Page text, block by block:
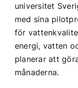
universitet
med sina
för
energi, vatten
planerar att
månaderna.